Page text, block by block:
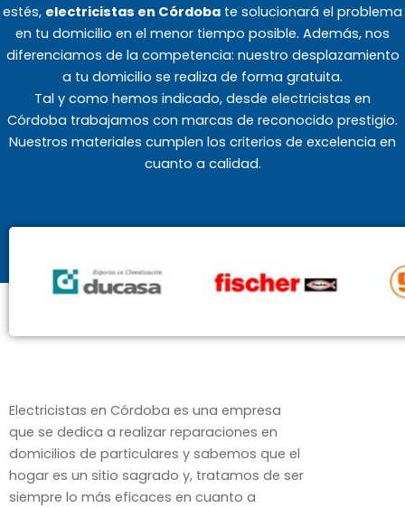
estés, electricistas en Córdoba te solucionará el problema
en tu domicilio en el menor tiempo posible. Además, nos
diferenciamos de la competencia: nuestro desplazamiento
a tu domicilio se realiza de forma gratuita.
Tal y como hemos indicado, desde electricistas en
Córdoba trabajamos con marcas de reconocido prestigio.
Nuestros materiales cumplen los criterios de excelencia en
cuanto a calidad.
Electricistas en Córdoba es una empresa
que se dedica a realizar reparaciones en
domicilios de particulares y sabemos que el
hogar es un sitio sagrado y, tratamos de ser
siempre lo más eficaces en cuanto a